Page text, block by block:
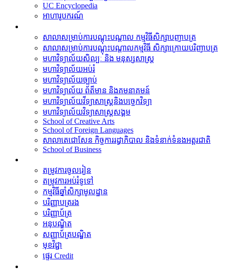
UC Encyclopedia
អាហារូបករណ៍
សាលាសម្រាប់ការបណ្តុះបណ្តាល កម្មវិធីសិក្សាបញាបត្រ
សាលាសម្រាប់ការបណ្តុះបណ្តាលកម្មវិធី សិក្សាក្រោយបរិញាបត្រ
មហាវិទ្យាល័យសិល្បៈ និង មនុស្សសាស្រ្ត
មហាវិទ្យាល័យអប់រំ
មហាវិទ្យាល័យច្បាប់
មហាវិទ្យាល័យ​​ ព័ត៏មាន និងគមនាគមន៍
មហាវិទ្យាល័យវីទ្យាសាស្រ្តនិងបច្ចេកវិទ្យា
មហាវិទ្យាល័យវិទ្យាសាស្រ្តសង្គម
School of Creative Arts
School of Foreign Languages
សាលាតេជោសែន កិច្ចការរដ្ធាភិបាល និងទំនាក់ទំនងអត្តរជាតិ
School of Business
តម្រូវការចូលរៀន
តម្រូវការអប់រំទូទៅ
កម្មវិធីឆ្នាំសិក្សាមូលដ្ឋាន
បរិញ្ញាបត្ររង
បរិញ្ញាប័ត្រ
អនុបណ្ឌិត
សញ្ញាប័ត្របណ្ឌិត
មុខវិជ្ជា
ផ្ទេរ Credit